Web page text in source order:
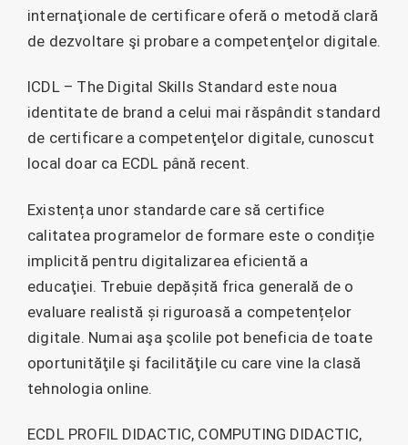
internaţionale de certificare oferă o metodă clară
de dezvoltare şi probare a competenţelor digitale.
ICDL – The Digital Skills Standard este noua
identitate de brand a celui mai răspândit standard
de certificare a competenţelor digitale, cunoscut
local doar ca ECDL până recent.
Existența unor standarde care să certifice
calitatea programelor de formare este o condiție
implicită pentru digitalizarea eficientă a
educaţiei. Trebuie depășită frica generală de o
evaluare realistă și riguroasă a competențelor
digitale. Numai aşa şcolile pot beneficia de toate
oportunităţile şi facilităţile cu care vine la clasă
tehnologia online.
ECDL PROFIL DIDACTIC, COMPUTING DIDACTIC,